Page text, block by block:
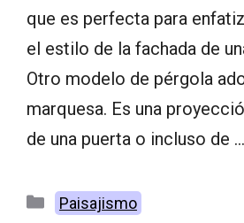
que es perfecta para
el estilo de la fachada de
Otro modelo de pérgola
marquesa. Es una
de una puerta o incluso de …
Categorías
Paisajismo